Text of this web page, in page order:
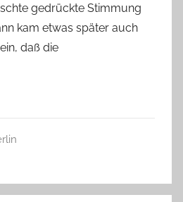
gedrückte Stimmung
kam etwas später auch
daß die